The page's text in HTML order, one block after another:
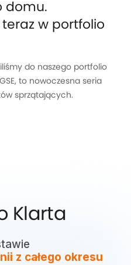
domu.
teraz w portfolio
do naszego portfolio
to nowoczesna seria
sprzątających.
Klarta
z całego okresu